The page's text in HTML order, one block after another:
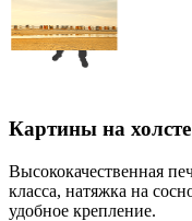
Картины на холсте
Высококачественная
класса, натяжка на
удобное крепление.